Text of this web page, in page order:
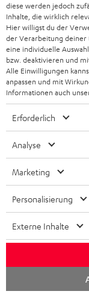
High-Speed
mit Ethernet
wie z.B. 4K 50/60p
16, €
Weiteres
diese werden jedoch
Inhalte, die wirklich
Hier willigst du der
der Verarbeitung deiner
eine individuelle
bzw. deaktivieren und
Alle Einwilligungen
anpassen und mit
Informationen auch
Erforderlich
Analyse
Marketing
Personalisierung
Externe Inhalte